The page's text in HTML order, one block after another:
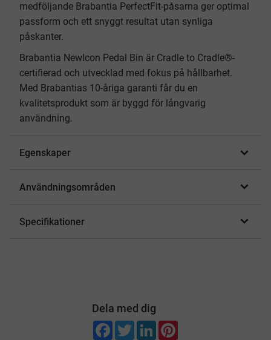
medföljande Brabantia PerfectFit-påsarna ger optimal
passform och ett snyggt resultat utan synliga
påskanter.
Brabantia NewIcon Pedal Bin är Cradle to Cradle®-
certifierad och utvecklad med fokus på hållbarhet.
Med Brabantias 10-åriga garanti får du en
kvalitetsprodukt som är byggd för långvarig
användning.
Egenskaper
Användningsområden
Specifikationer
Dela med dig
F
T
w
L